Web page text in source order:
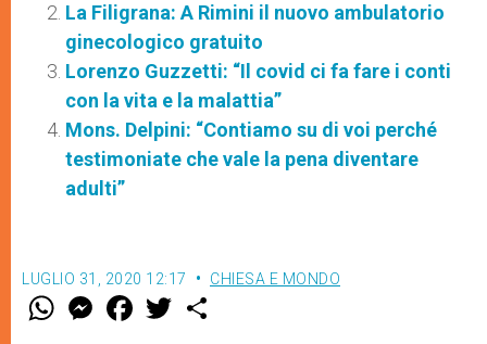
La Filigrana: A Rimini il nuovo ambulatorio
ginecologico gratuito
Lorenzo Guzzetti: “Il covid ci fa fare i conti
con la vita e la malattia”
Mons. Delpini: “Contiamo su di voi perché
testimoniate che vale la pena diventare
adulti”
LUGLIO 31, 2020 12:17 CHIESA E MONDO
W M
e
F
a w